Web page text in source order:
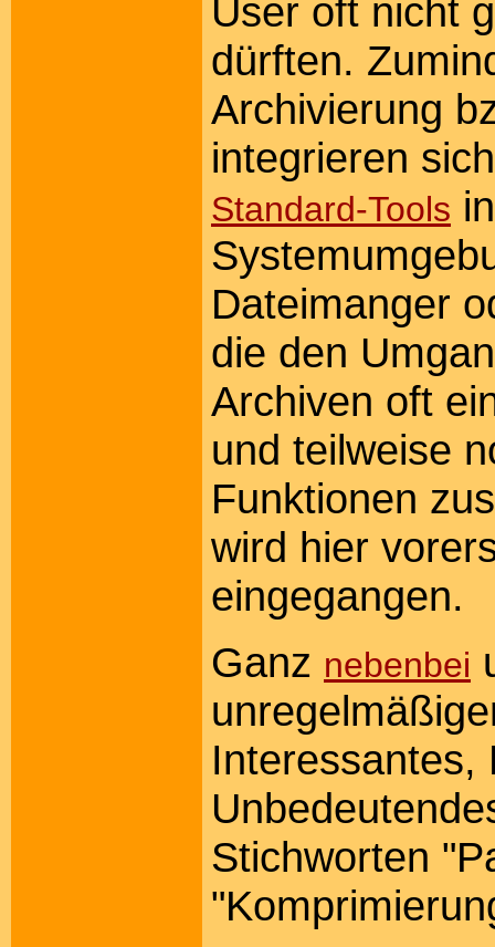
User oft nicht
dürften.
Archivierung
integrieren
Standard-Tools
Dateimanger
die den
Archiven oft
und teilweise
Funktionen
wird hier
eingegangen.
Ganz nebenbei
Interessantes,
Stichworten